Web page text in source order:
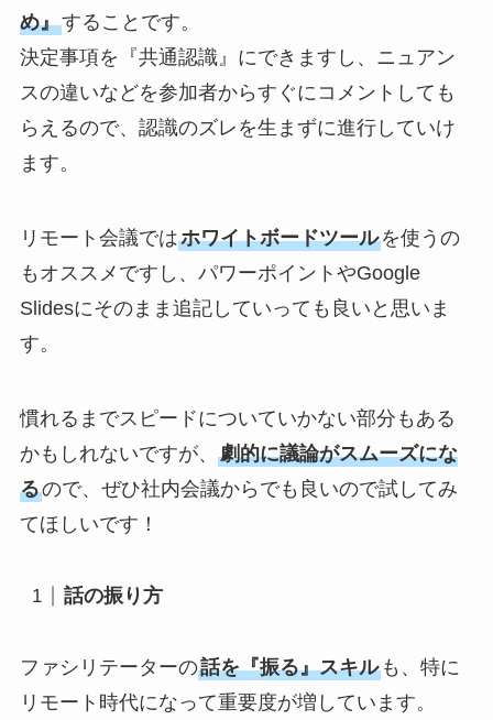
め』することです。
決定事項を『共通認識』にできますし、ニュアン
スの違いなどを参加者からすぐにコメントしても
らえるので、認識のズレを生まずに進行していけ
ます。
リモート会議ではホワイトボードツールを使うの
もオススメですし、パワーポイントやGoogle
Slidesにそのまま追記していっても良いと思いま
す。
慣れるまでスピードについていかない部分もある
かもしれないですが、 劇的に議論がスムーズにな
るので、ぜひ社内会議からでも良いので試してみ
てほしいです！
話の振り方
ファシリテーターの話を『振る』スキルも、特に
リモート時代になって重要度が増しています。